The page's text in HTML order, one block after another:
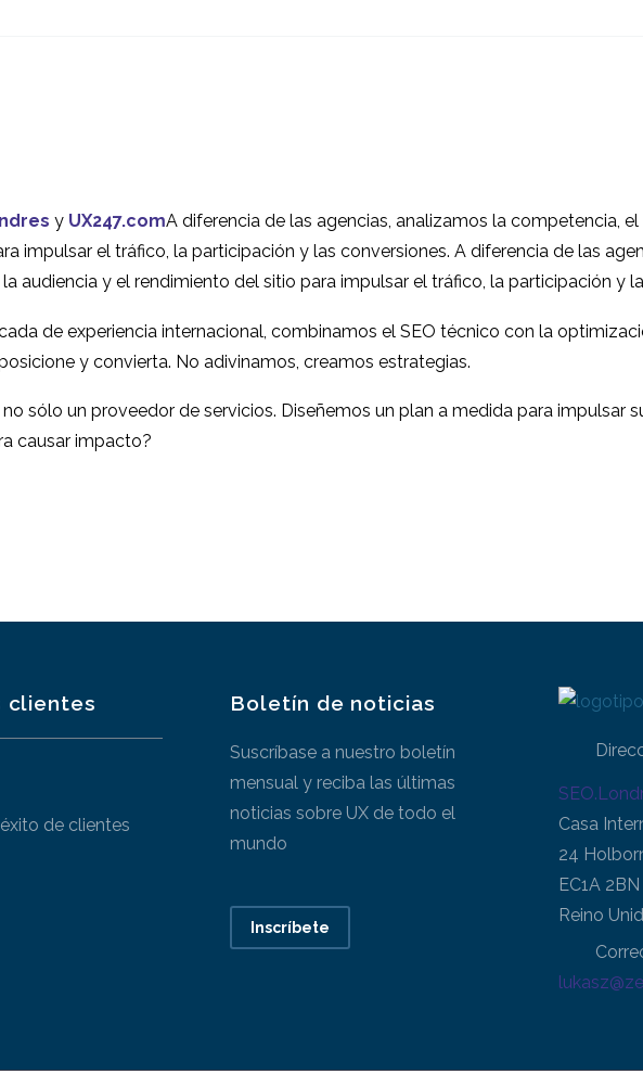
y UX247.comA diferencia de las agencias, analizamos la competencia,
impulsar el tráfico, la participación y las conversiones. A diferencia de las
audiencia y el rendimiento del sitio para impulsar el tráfico, la participación y
de experiencia internacional, combinamos el SEO técnico con la
y convierta. No adivinamos, creamos estrategias.
sólo un proveedor de servicios. Diseñemos un plan a medida para impulsar
causar impacto?
clientes
de clientes
Boletín de noticias
Suscríbase a nuestro boletín
mensual y reciba las últimas
noticias sobre UX de todo el
mundo
Inscríbete
Casa
24
EC1A 2BN
Reino